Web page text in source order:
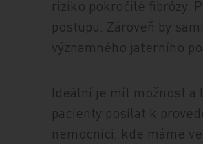
riziko pokročilé fibrózy.
postupu. Zároveň by
významného jaterního
Ideální je mít možnost a
pacienty posílat k
nemocnici, kde máme